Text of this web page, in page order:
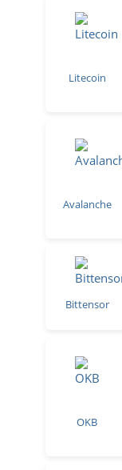
Litecoin
Avalanche
Bittensor
OKB